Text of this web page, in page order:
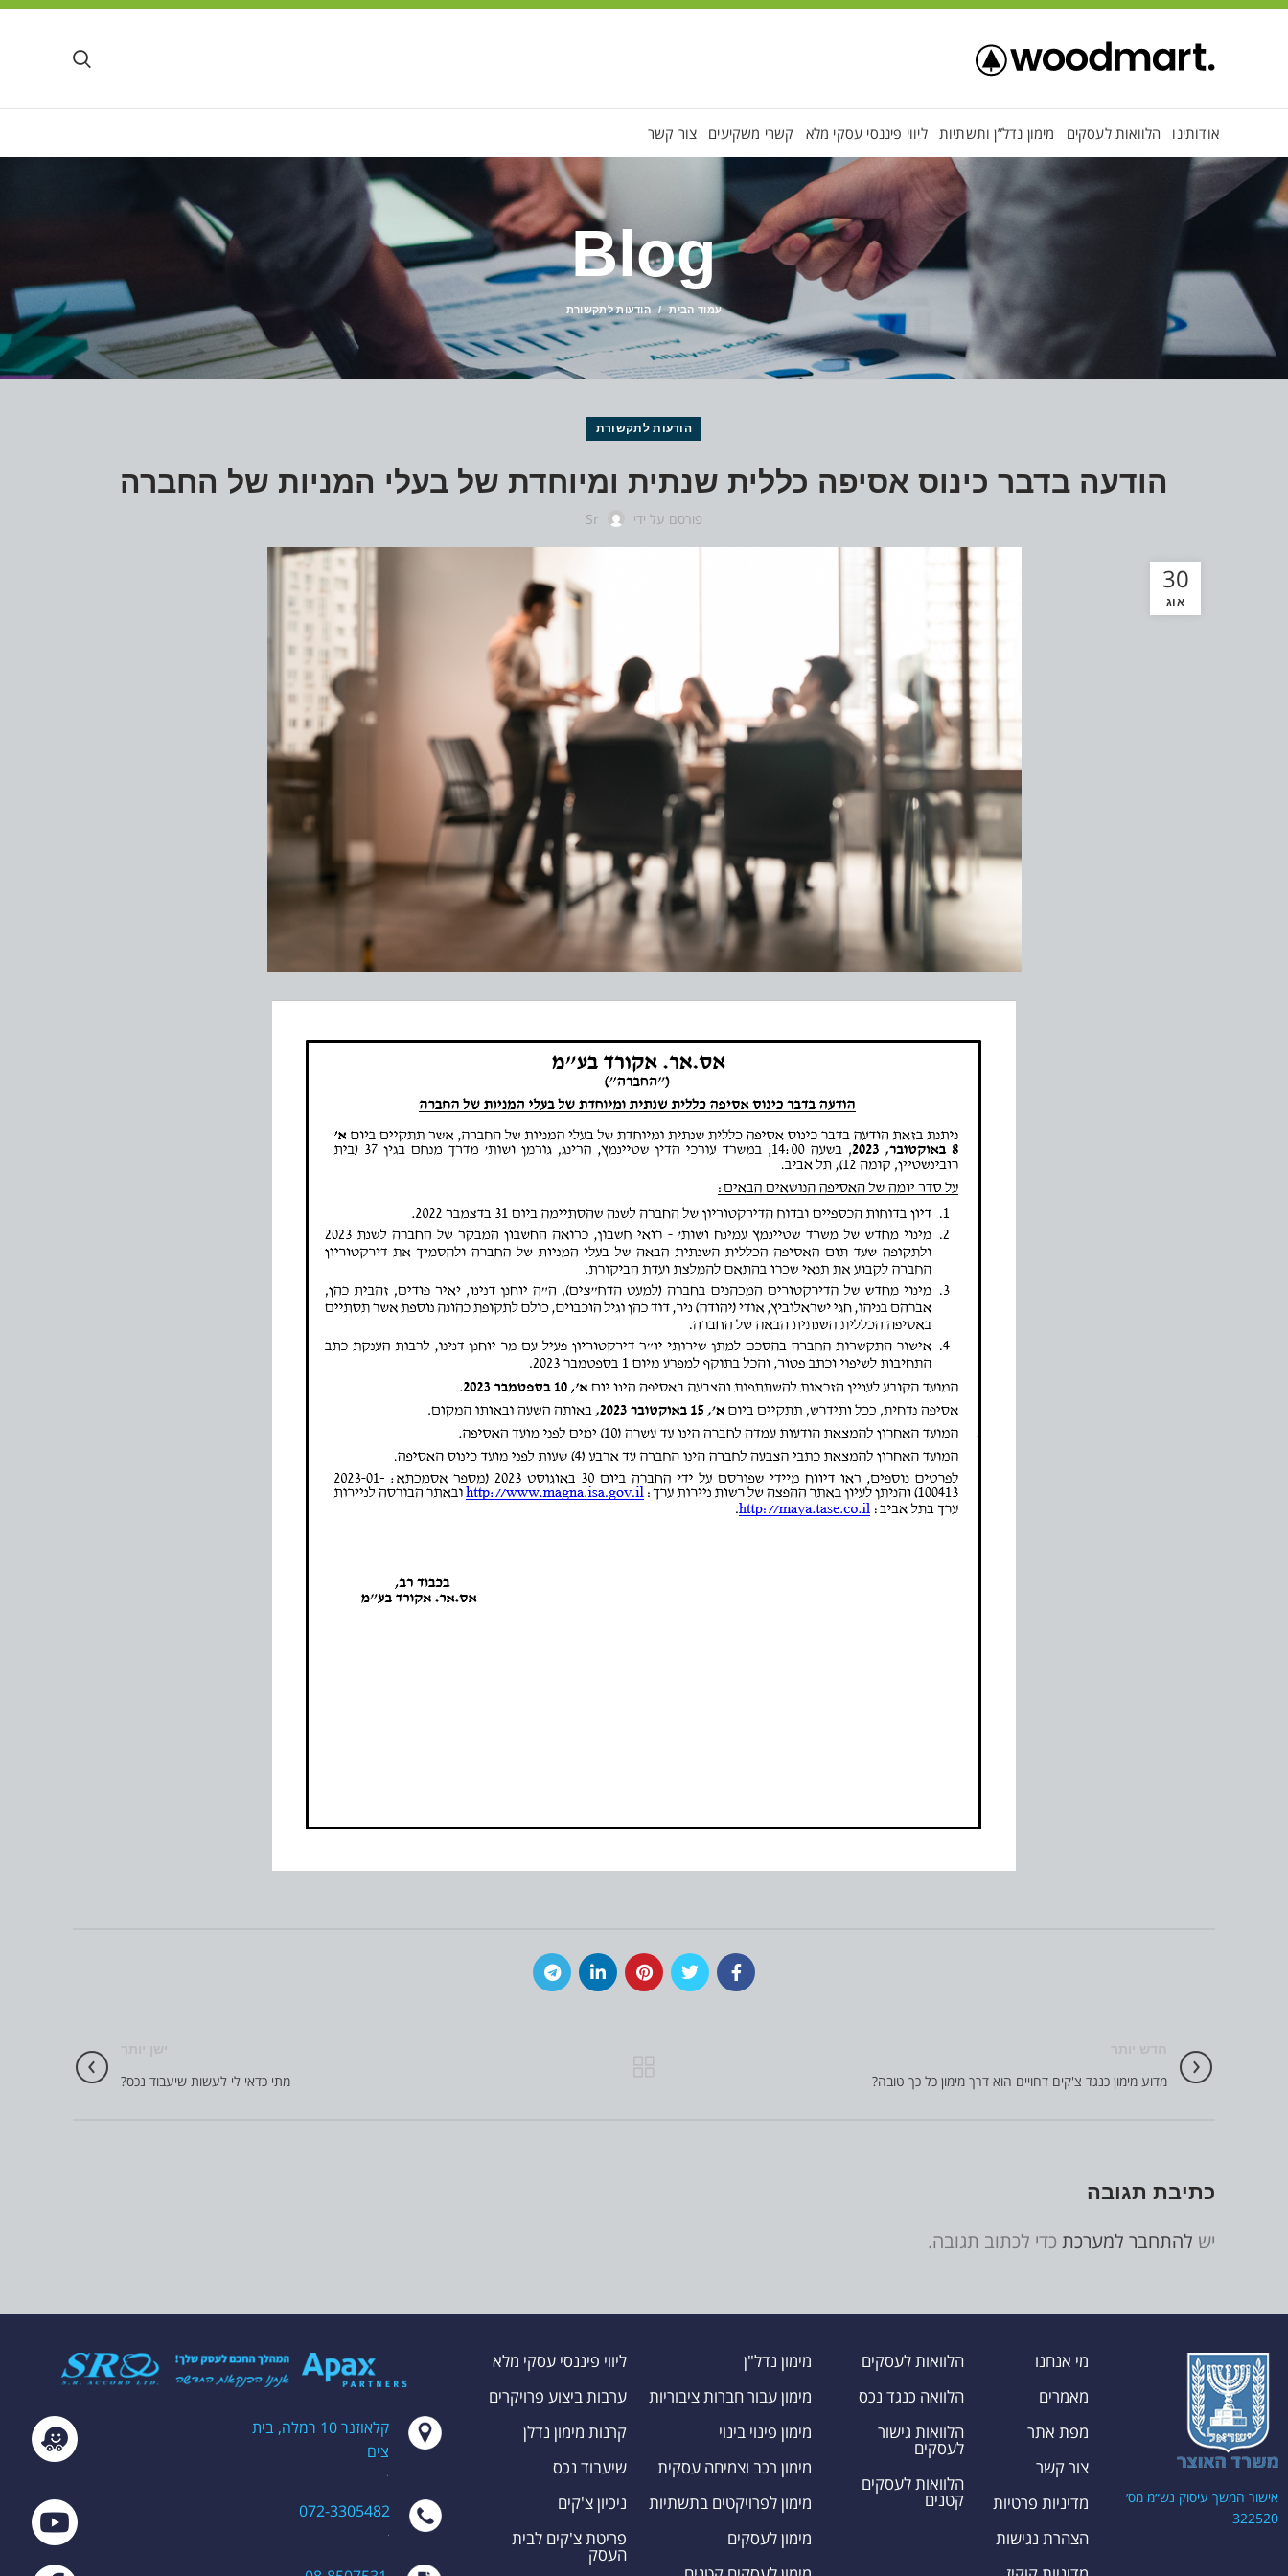
אודותינו הלוואות לעסקים מימון נדל”ן ותשתיות ליווי פיננסי עסקי מלא קשרי משקיעים צור קשר
Blog
עמוד הבית הודעות לתקשורת
הודעות לתקשורת
הודעה בדבר כינוס אסיפה כללית שנתית ומיוחדת של בעלי המניות של החברה
פורסם על ידי Sr
30
אוג
חדש יותר
מדוע מימון כנגד צ'קים דחויים הוא דרך מימון כל כך טובה?
ישן יותר
מתי כדאי לי לעשות שיעבוד נכס?
כתיבת תגובה
יש להתחבר למערכת כדי לכתוב תגובה.
אישור המשך עיסוק נש״מ מס׳
322520
מי אנחנו
מאמרים
מפת אתר
צור קשר
מדיניות פרטיות
הצהרת נגישות
הלוואות לעסקים
הלוואה כנגד נכס
הלוואות גישור
לעסקים
הלוואות לעסקים
קטנים
מימון נדל"ן
מימון עבור חברות ציבוריות
מימון פינוי בינוי
מימון רכב וצמיחה עסקית
מימון לפרויקטים בתשתיות
מימון לעסקים
ליווי פיננסי עסקי מלא
ערבות ביצוע פרויקרים
קרנות מימון נדלן
שיעבוד נכס
ניכיון צ'קים
פריטת צ'קים לבית
העסק
קלאוזנר 10 רמלה, בית
צים
072-3305482